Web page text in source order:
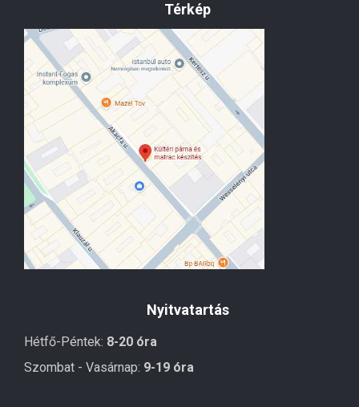
Térkép
Nyitvatartás
Hétfő-Péntek: 8-20 óra
Szombat - Vasárnap: 9-19 óra